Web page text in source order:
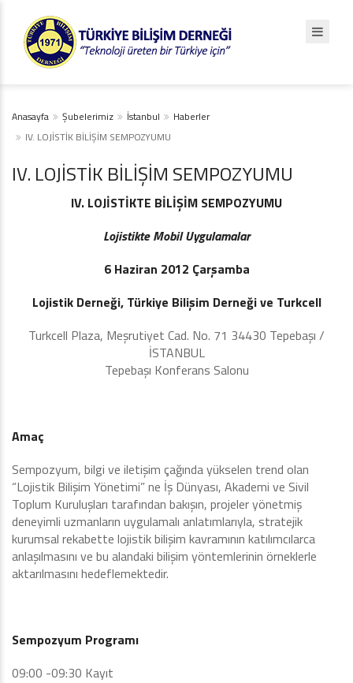
Anasayfa Şubelerimiz İstanbul
Haberler
IV. LOJİSTİK BİLİŞİM SEMPOZYUMU
IV. LOJİSTİK BİLİŞİM SEMPOZYUMU
IV. LOJİSTİKTE BİLİŞİM SEMPOZYUMU
Lojistikte Mobil Uygulamalar
6 Haziran 2012 Çarşamba
Lojistik Derneği, Türkiye Bilişim Derneği ve Turkcell
Turkcell Plaza, Meşrutiyet Cad. No. 71 34430 Tepebaşı /
İSTANBUL
Tepebaşı Konferans Salonu
Amaç
Sempozyum, bilgi ve iletişim çağında yükselen trend olan
“Lojistik Bilişim Yönetimi” ne İş Dünyası, Akademi ve Sivil
Toplum Kuruluşları tarafından bakışın, projeler yönetmiş
deneyimli uzmanların uygulamalı anlatımlarıyla, stratejik
kurumsal rekabette lojistik bilişim kavramının katılımcılarca
anlaşılmasını ve bu alandaki bilişim yöntemlerinin örneklerle
aktarılmasını hedeflemektedir.
Sempozyum Programı
09:00 -09:30 Kayıt